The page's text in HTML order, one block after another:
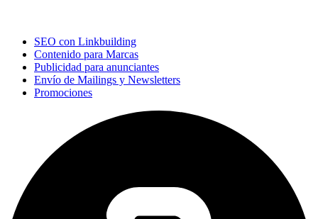
SEO con Linkbuilding
Contenido para Marcas
Publicidad para anunciantes
Envío de Mailings y Newsletters
Promociones